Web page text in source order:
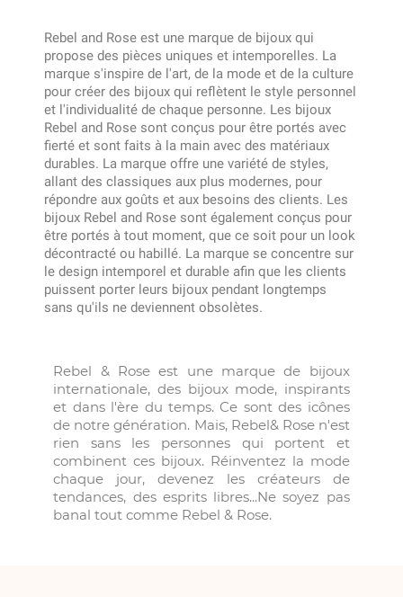
Rebel and Rose est une marque de bijoux qui
propose des pièces uniques et intemporelles. La
marque s'inspire de l'art, de la mode et de la culture
pour créer des bijoux qui reflètent le style personnel
et l'individualité de chaque personne. Les bijoux
Rebel and Rose sont conçus pour être portés avec
fierté et sont faits à la main avec des matériaux
durables. La marque offre une variété de styles,
allant des classiques aux plus modernes, pour
répondre aux goûts et aux besoins des clients. Les
bijoux Rebel and Rose sont également conçus pour
être portés à tout moment, que ce soit pour un look
décontracté ou habillé. La marque se concentre sur
le design intemporel et durable afin que les clients
puissent porter leurs bijoux pendant longtemps
sans qu'ils ne deviennent obsolètes.
Rebel & Rose est une marque de bijoux
internationale, des bijoux mode, inspirants
et dans l'ère du temps. Ce sont des icônes
de notre génération. Mais, Rebel& Rose n'est
rien sans les personnes qui portent et
combinent ces bijoux. Réinventez la mode
chaque jour, devenez les créateurs de
tendances, des esprits libres...Ne soyez pas
banal tout comme Rebel & Rose.